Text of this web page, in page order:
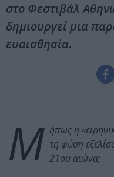
στο Φεστιβάλ
δημιουργεί μια
ευαισθησία.
Μ ήπως η
τη φύση
21ου αιώνα;